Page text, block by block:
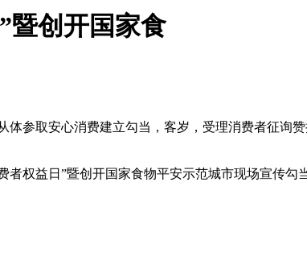
暨创开国家食
取安心消费建立勾当，客岁，受理消费者征询
权益日”暨创开国家食物平安示范城市现场宣传